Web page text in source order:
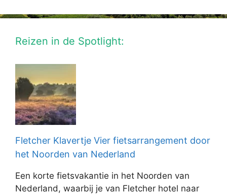
Reizen in de Spotlight:
Fletcher Klavertje Vier fietsarrangement door
het Noorden van Nederland
Een korte fietsvakantie in het Noorden van
Nederland, waarbij je van Fletcher hotel naar